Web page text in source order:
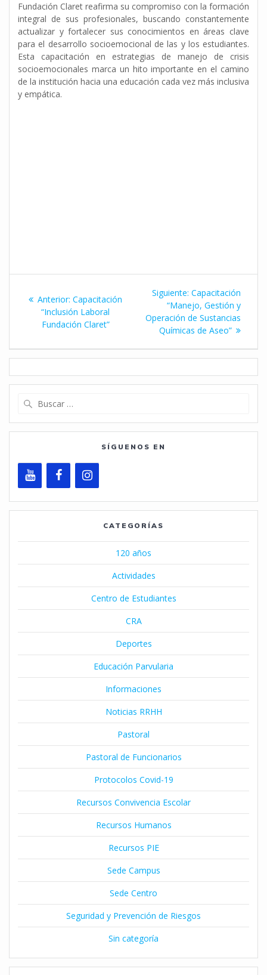
Fundación Claret reafirma su compromiso con la formación
integral de sus profesionales, buscando constantemente
actualizar y fortalecer sus conocimientos en áreas clave
para el desarrollo socioemocional de las y los estudiantes.
Esta capacitación en estrategias de manejo de crisis
socioemocionales marca un hito importante en el camino
de la institución hacia una educación cada vez más inclusiva
y empática.
de
entradas
Anterior: Entrada
anterior:
Capacitación
“Inclusión Laboral
Fundación Claret”
Siguiente: Siguiente
entrada:
Capacitación
“Manejo, Gestión y
Operación de Sustancias
Químicas de Aseo”
SÍGUENOS EN
CATEGORÍAS
120 años
Actividades
Centro de Estudiantes
CRA
Deportes
Educación Parvularia
Informaciones
Noticias RRHH
Pastoral
Pastoral de Funcionarios
Protocolos Covid-19
Recursos Convivencia Escolar
Recursos Humanos
Recursos PIE
Sede Campus
Sede Centro
Seguridad y Prevención de Riesgos
Sin categoría